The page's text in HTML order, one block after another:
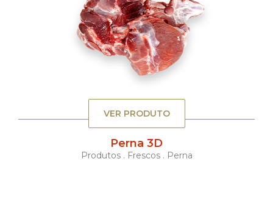
VER PRODUTO
Perna 3D
Produtos . Frescos . Perna